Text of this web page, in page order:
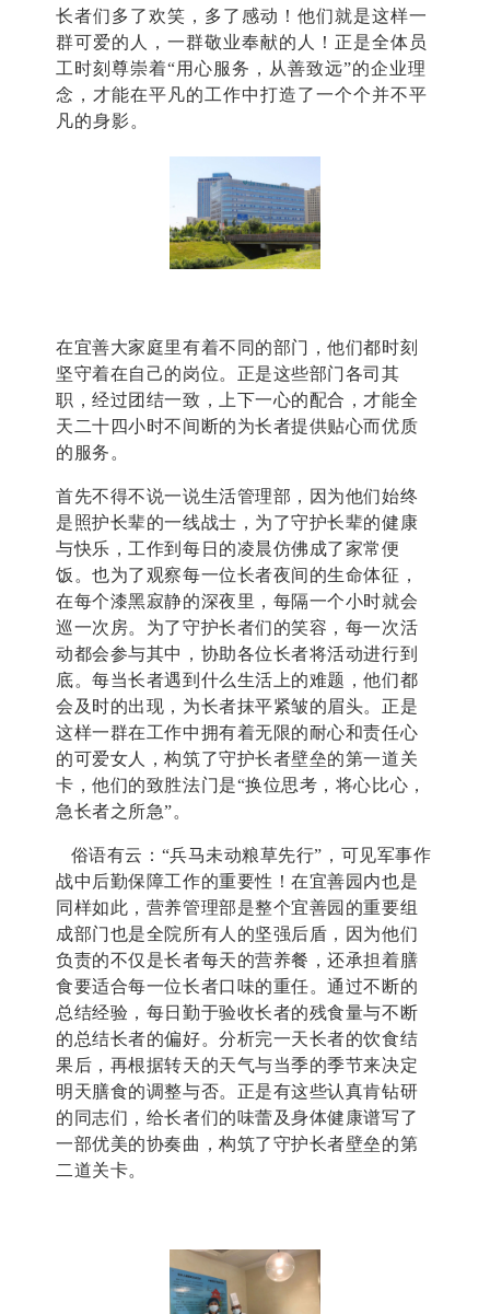
长者们多了欢笑，多了感动！他们就是这样一
群可爱的人，一群敬业奉献的人！ 正是全体员
工 时刻尊崇着“用心服务，从善致远”的企业理
念，才能在平凡的工作中打造了一个个并不平
凡的身影。
在宜善大家庭里有着不同的部门，他们都时刻
坚守着在自己的岗位。
正是这些部门各司其
职，经过团结一致，上下一心的配合，才能全
天二十四小时不间断的为长者提供贴心而优质
的服务。
首先不得不说一说生活管理部，因为他们始终
是照护长辈的一线战士，为了守护长辈的健康
与快乐，工作到每日的凌晨仿佛成了家常便
饭。也为了观察每一位长者夜间的生命体征，
在每个漆黑寂静的深夜里，每隔一个小时就会
巡一次房。为了守护长者们的笑容，每一次活
动都会参与其中，协助各位长者将活动进行到
底。每当长者遇到什么生活上的难题，他们都
会及时的出现，为长者抹平紧皱的眉头。正是
这样一群在工作中拥有着无限的耐心和责任心
的 可爱女人，构筑了守护长者壁垒的第一道关
卡，他们的致胜法门是“换位思考，将心比心，
急长者之所急”。
俗语有云： “兵马未动粮草先行”，可见军事作
战中后勤保障工作的重要性！在宜善园内也是
同样如此，营养管理部是整个宜善园的重要组
成部门也是全院所有人的坚强后盾，因为他们
负责的不仅是长者每天的营养餐，还承担着膳
食要适合每一位长者口味的重任。通过不断的
总结经验，每日勤于验收长者的残食量与不断
的总结长者的偏好。分析完一天长者的饮食结
果后，再根据转天的天气与当季的季节来决定
明天膳食的调整与否。
正是有这些认真肯钻研
的同志们，给长者们的味蕾及身体健康谱写了
一部优美的协奏曲，构筑了守护长者壁垒的第
二道关卡。